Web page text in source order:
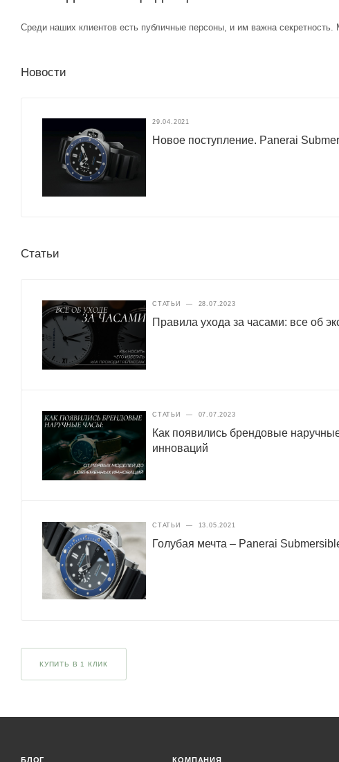
Среди наших клиентов есть публичные персоны, и им важна
Новости
29.04.2021
Новое поступление. Panerai
Статьи
СТАТЬИ — 28.07.2023
Правила ухода за часами: все об
СТАТЬИ — 07.07.2023
Как появились брендовые
инноваций
СТАТЬИ — 13.05.2021
Голубая мечта – Panerai
КУПИТЬ В 1 КЛИК
БЛОГ КОМПАНИЯ